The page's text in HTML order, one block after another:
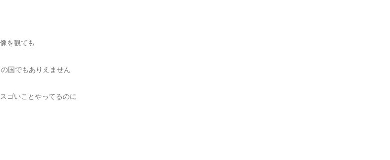
を観ても
国でもありえません
ゴいことやってるのに